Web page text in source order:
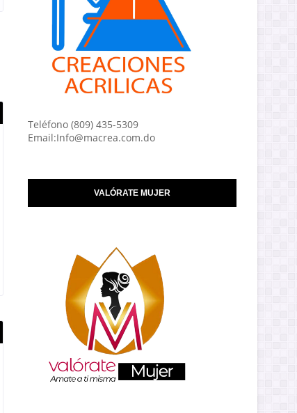
Teléfono (809) 435-5309
Email:Info@macrea.com.do
VALÓRATE MUJER